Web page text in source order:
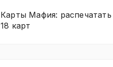
Карты Мафия: распечатать
18 карт